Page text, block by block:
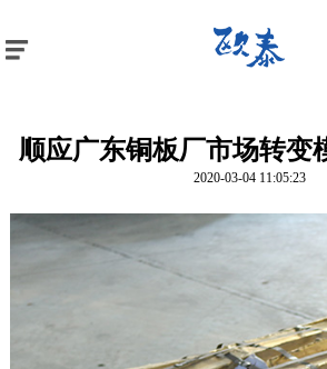
新闻资讯
在线留言
顺应广东铜板厂市场转变
2020-03-04 11:05:23